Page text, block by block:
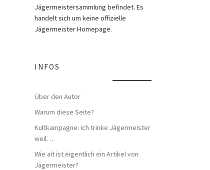
Jägermeistersammlung befindet. Es
handelt sich um keine offizielle
Jägermeister Homepage.
INFOS
Über den Autor
Warum diese Seite?
Kultkampagne: Ich trinke Jägermeister
weil…
Wie alt ist eigentlich ein Artikel von
Jägermeister?